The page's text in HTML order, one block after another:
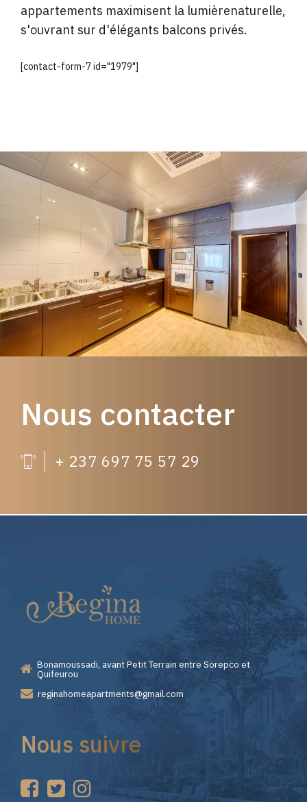
appartements maximisent la lumièrenaturelle,
s'ouvrant sur d'élégants balcons privés.
[contact-form-7 id="1979"]
Nous contacter
+ 237 697 75 57 29
Casino
—
Premiers
Pas
sur
Choisir
Lizaro
Casino
pour
vos
Bonamoussadi, avant Petit Terrain entre Sorepco et
Quifeurou
reginahomeapartments@gmail.com
Nous suivre